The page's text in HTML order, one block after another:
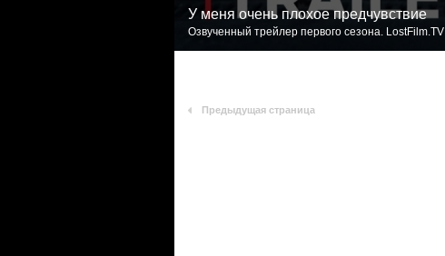
У меня очень плохое предчувствие
Озвученный трейлер первого сезона. LostFilm.TV
Предыдущая страница